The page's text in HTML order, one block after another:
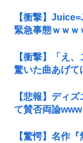
【衝撃】
緊急事態ｗｗｗ
【衝撃】「え
驚いた曲あげて
【悲報】ディ
て賛否両論www
【驚愕】名作